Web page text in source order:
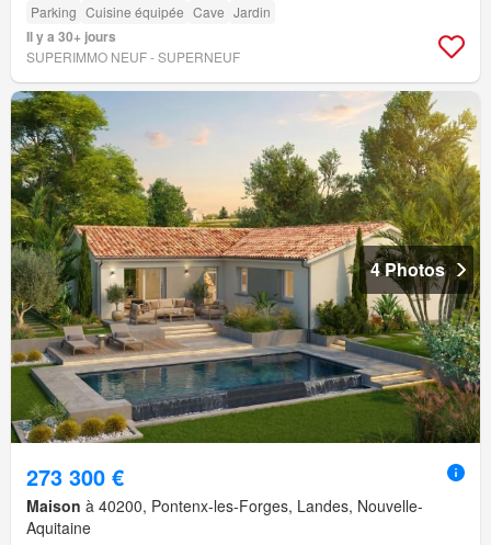
Parking Cuisine équipée Cave Jardin
Il y a 30+ jours
SUPERIMMO NEUF - SUPERNEUF
4 Photos
273 300 €
Maison à 40200, Pontenx-les-Forges, Landes, Nouvelle-
Aquitaine